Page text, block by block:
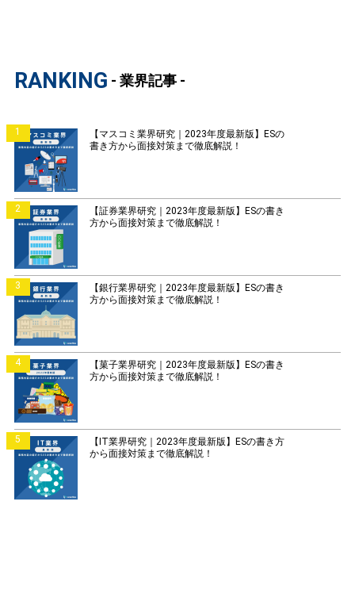
RANKING - 業界記事 -
1
【マスコミ業界研究｜2023年度最新版】ESの
書き方から面接対策まで徹底解説！
2
【証券業界研究｜2023年度最新版】ESの書き
方から面接対策まで徹底解説！
3
【銀行業界研究｜2023年度最新版】ESの書き
方から面接対策まで徹底解説！
4
【菓子業界研究｜2023年度最新版】ESの書き
方から面接対策まで徹底解説！
5
【IT業界研究｜2023年度最新版】ESの書き方
から面接対策まで徹底解説！